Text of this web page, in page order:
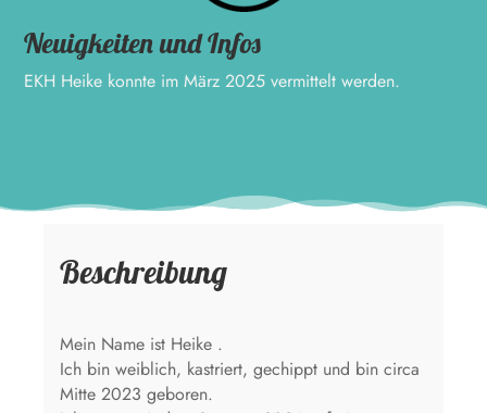
Neuigkeiten und Infos
EKH Heike konnte im März 2025 vermittelt werden.
Beschreibung
Mein Name ist Heike .
Ich bin weiblich, kastriert, gechippt und bin circa
Mitte 2023 geboren.